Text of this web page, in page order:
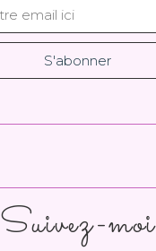
Suivez-moi